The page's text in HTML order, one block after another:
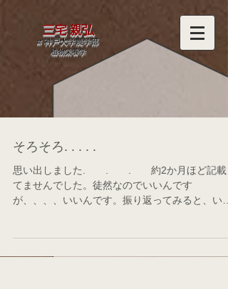
三宅 親弘
at 神戸大学農学部
​植物栄養学
そろそろ. . . . .
思い出しました. . . 約2か月ほど記載
てませんでした。徒然なのでいいんです
が、、、、いいんです。振り返ってみると、いく